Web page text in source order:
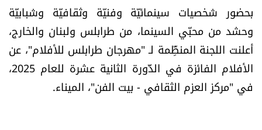
كتّابنا
تحت المجهر
آراء
بحضور شخصيات سينمائيّة وفنيّة وثقافيّة وشبابيّة
وحشد من محبّي السينما، من طرابلس ولبنان والخارج،
أعلنت اللجنة المنظِّمة لـ "مهرجان طرابلس للأفلام"، عن
الأفلام الفائزة في الدَّورة الثانية عشرة للعام 2025،
في "مركز العزم الثقافي - بيت الفن"، الميناء.